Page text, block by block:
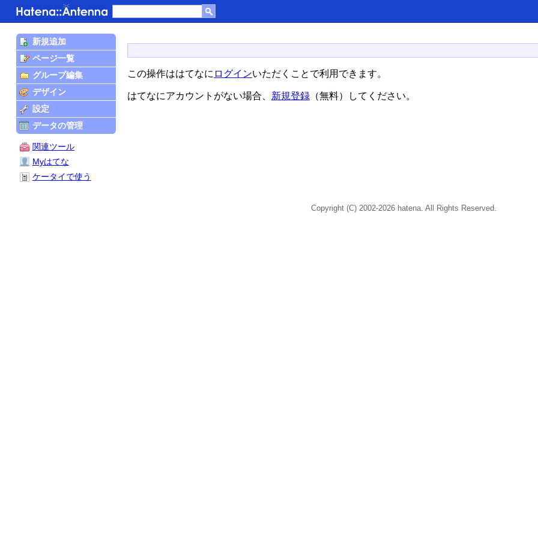
この操作ははてなに ログインいただくことで利用できます。
はてなにアカウントがない場合、 新規登録（無料）してください。
新規追加
ページ一覧
グループ編集
デザイン
設定
データの管理
関連ツール
Myはてな
ケータイで使う
Copyright (C) 2002-2026 hatena. All Rights Reserved.